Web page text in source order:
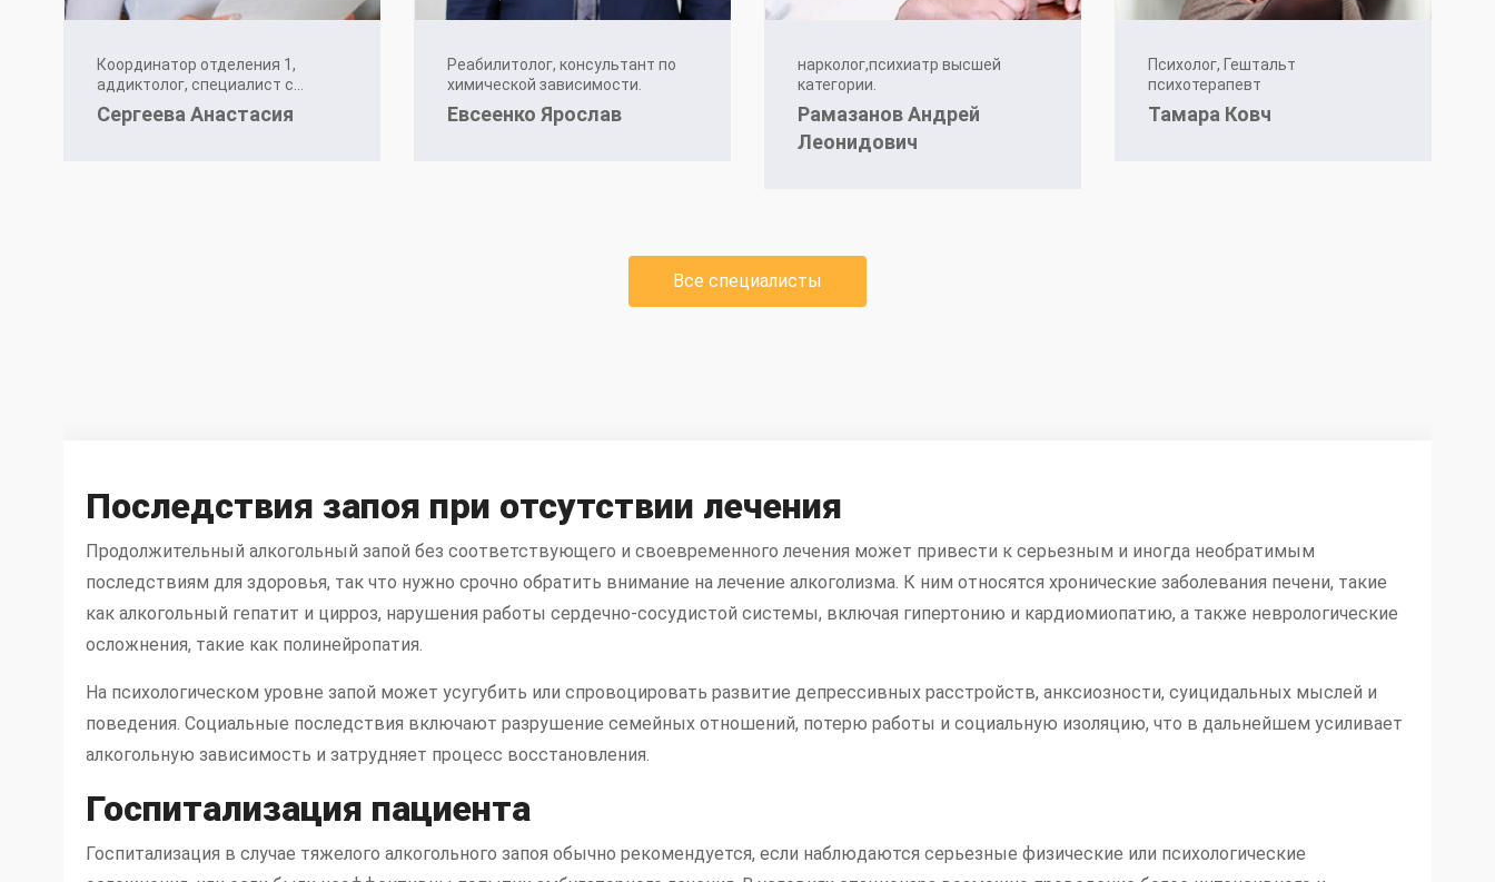
Координатор отделения 1,
аддиктолог, специалист с
коррекции зависимостей
Сергеева Анастасия
Реабилитолог, консультант по
химической зависимости.
Евсеенко Ярослав
нарколог,психиатр высшей
категории.
Рамазанов Андрей
Леонидович
Психолог, Гештальт
психотерапевт
Тамара Ковч
Все специалисты
Последствия запоя при отсутствии лечения
Продолжительный алкогольный запой без соответствующего и своевременного лечения может привести к серьезным и иногда необратимым
последствиям для здоровья, так что нужно срочно обратить внимание на лечение алкоголизма. К ним относятся хронические заболевания печени, такие
как алкогольный гепатит и цирроз, нарушения работы сердечно-сосудистой системы, включая гипертонию и кардиомиопатию, а также неврологические
осложнения, такие как полинейропатия.
На психологическом уровне запой может усугубить или спровоцировать развитие депрессивных расстройств, анксиозности, суицидальных мыслей и
поведения. Социальные последствия включают разрушение семейных отношений, потерю работы и социальную изоляцию, что в дальнейшем усиливает
алкогольную зависимость и затрудняет процесс восстановления.
Госпитализация пациента
Госпитализация в случае тяжелого алкогольного запоя обычно рекомендуется, если наблюдаются серьезные физические или психологические